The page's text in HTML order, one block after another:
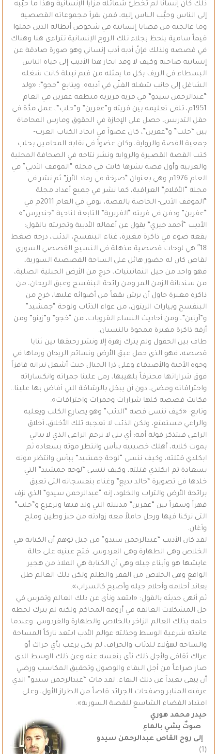
ذلك كان إنساناً لم تخطئ شمائله مزايا الإنسانية وهذا ما حبَّبه
إلى الناس وحبَّب الناس إليه، فمن يقرأ مجموعاته القصصية
وما عالجته من قضايا إنسانية في شخوص أبطاله الذين حملوا
قيماً سامية يلحظ بجلاء تلك الروح الإنسانية تتراءى هنا وهناك
في قصصه ولذلك فإنّ أدبه أدب إنساني وهو صورة صادقة عن
إنسانية صاحبه وكيف لا وقد انحاز هذا الأديب إلى حياة الناس
البسطاء في الريف بكل ما يمثله من قيم نبيلة كانت شغله
الشاغل إلى جانب شغله الفنّي في أدبه».‏ ويتابع “حجو”: «ولد
“عبدالرحمن سيدو” في قرية فريرية منطقة عفرين في العام
1951م، ‏تلقى تعليمه بين قريته و”عفرين” و”حلب”، عمل مدَّة في
حقل التدريس، حصل على الإجازة في الحقوق ومارس المحاماة
بين “حلب” و”عفرين”، كان عضواً في اتحاد الكتاب العرب-
جمعية القصة والرواية، وكان عضواً في نقابة المحامين بحلب.
‏كتب القصة القصيرة والرواية ونشر نتاجه في الصحافة المحلية
والعربية‏ وأول قصة نشرها كانت في مجلة “الموقف الأدبي” في
العام 1976م وهي بعنوان “صرخة ‏في رماد الأرز” ثم نشر في
مجلة “الأقلام” العراقية، كما نشر في جميع أعداد مجلة
“الموقف الأدبي- الخاصة بالقصة، توفي في العام 2011م في
“عفرين” ودفن في قريته “الفريرية” التابعة لناحية “جنديرس”».‏
الأديب “أحمد خيري” يقول عن أعماله الأدبية وتجربته بالقول:
بقعة ضوء في ذاكرة مغبرة، غناء البنفسج، الذئب، درجة ضغط
18″ هي لوحات قصصية مذهلة في النسيج القصصي السوري
لقاص كان له حضور هائل على الساحة القصصية السورية،
فهو واحد من جيل الثمانينيات، خرج من الأرض الجبلية الصلبة،
من سنديانة الزمن المر ومن رائحة البنفسج وعبق الريحان، من
ذاكرة مغبرة حاول أن يرش بقعاً من أضوائه عليها، خرج من
البنفسج وبيارات الزيتون، من عواء الذئاب ولوحة “جمشيد”
و”آرتين”، ومن أحاديث النساء القرويات، من “خجو” و”زينو” ومن
أزقة ذاكرة مغبرة ممحوة بالنسيان.
طاف بين الحقول ولم يترك زهرة إلا ونشر رحيقها بين ثنايا
قصصه، فهو الذي حمل عبق الأرض ونسائم الريحان ورماها في
وجوه الأحبة والأصدقاء وعلى ذرا الجبال حيث أشعل نيرانه قافزاً
فوق شراراتها محترقاً بلهيبها، رمى علينا جمراته وانكساراته
واحتراقاته ومضى، دون أن يبخل بالرشاقة التي أفاض بها علينا..
فكانت قصصه كلها شرارات وجمرات واحتراقات».
وتابع: «كيف ننسى قصة “الذئب” وهو يصارع الكلب ويغلبه
والراعي مستمتع، ولكن الذئب لا تعجبه تلك الأخلاق، أخلاق
الراعي فيتذكر قولة أمه: أي بني لا ترحم الراعي الذي لا يبالي
بموت كلابه، أهلك خصيتيه ببأس وانتظر موته بسعادة ثم
ابكلذي قتلته، وكيف ننسى “لوحة جمشيد” ببأس وانتظر موته
بسعادة ثم ابكلذي قتلته، وكيف ننسى “لوحة جمشيد” التي
خلدها في تصويرة “خالد بديع” وغناء بنفسجاته التي تعبق
برائحة الأرض والتراب والخلود، إنه “عبدالرحمن سيدو” الذي نزف
قهراً وسفراً بين “عفرين” مدينته التي ولد فيها وترعرع و”حلب”
التي تركنا فيها ورحل حاملاً معه زوادته من خبز وطين وملح
وأغان.
لقد كان الأديب “عبدالرحمن سيدو” من جيل توهم أن الكتابة هي
الخلاص وهي الطهارة وهي الفردوس. فتح عينيه على حالة
عايشها هو وأبناء جيله وهي أن الكتابة هي الملاذ من هجير
الواقع وهي الخلاص من الفقر والظلم ولكن ذلك العالم ظل
يعاند أحلامه وأحلام جيله وأصبح كالسراب».
ثم أنهى حديثه بالقول: «ابتعد ونأى عن ذلك العالم وتمرس في
حل المشكلات العالقة في أروقة المحاكم ولكنه لم يترك لحظة
حلمه بذلك العالم الزاخر بالخلاص والطهارة والفردوس. وعندما
عاندته شرعية الوسط وخذلته عوالم الأدب ابتعد تاركاً المساحة
والساحة لهؤلاء للذئاب والخراف، لم يكن يرغب بأي حراك أو
عراك ثقافي ولأجل ذلك نأى بنفسه عنه وعن ذلك الوسط الذي
صار صراعاً من أجل البقاء والوصول وتحقيق المكاسب ورضي
أن يبقى بعيداً عن ذلك البقاء. لقد مات “عبدالرحمن سيدو” الذي
عرفته المنابر وصفحات الجرائد قاصاً من الطراز الأول، وعلى
امتداد الفضاء الشاسع للقصة السورية».
حيدر محمد هوري
صوتٌ يشي بالماءِ
إلى روح القاص عبدالرحمن سيدو
(1)